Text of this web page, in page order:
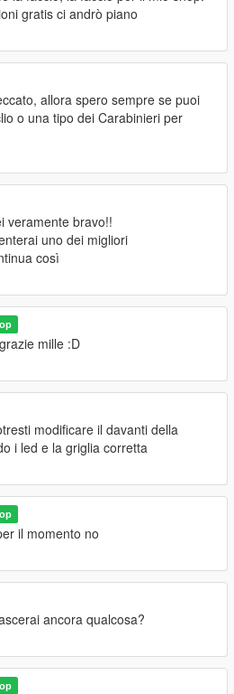
gratis ci andrò piano
allora spero sempre se puoi
o una tipo dei Carabinieri per
veramente bravo!!
uno dei migliori
così
grazie mille :D
modificare il davanti della
i led e la griglia corretta
il momento no
ancora qualcosa?